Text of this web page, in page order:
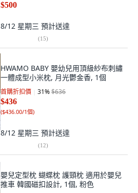
$500
8/12 星期三 預計送達
(15)
HWAMO BABY 嬰幼兒用頂級紗布刺繡
一體成型小米枕, 月光鬱金香, 1個
首購折扣價 31%$636
$436
($436.00/1個)
8/12 星期三 預計送達
(12)
嬰兒定型枕 蝴蝶枕 護頸枕 適用於嬰兒
推車 韓國磁扣設計, 1個, 粉色